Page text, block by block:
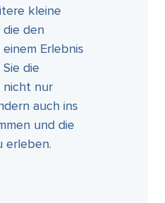
kleine
den
Erlebnis
die
nicht nur
auch ins
und die
erleben.